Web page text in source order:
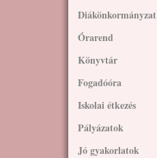
Diákönkormányzat
Órarend
Könyvtár
Fogadóóra
Iskolai étkezés
Pályázatok
Jó gyakorlatok